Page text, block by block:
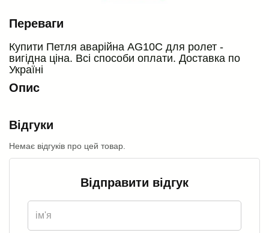
Переваги
Купити Петля аварійна AG10C для ролет -
вигідна ціна. Всі способи оплати. Доставка по
Україні
Опис
Відгуки
Немає відгуків про цей товар.
Відправити відгук